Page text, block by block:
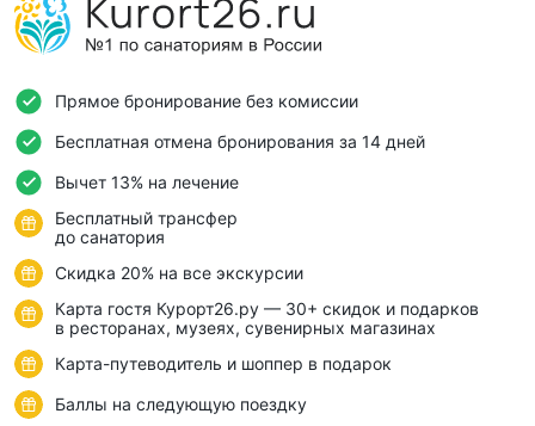
Прямое бронирование без комиссии
Бесплатная отмена бронирования за 14 дней
Вычет 13% на лечение
Бесплатный трансфер
до санатория
Скидка 20% на все экскурсии
Карта гостя Курорт26.ру — 30+ скидок и подарков
в ресторанах, музеях, сувенирных магазинах
Карта-путеводитель и шоппер в подарок
Баллы на следующую поездку